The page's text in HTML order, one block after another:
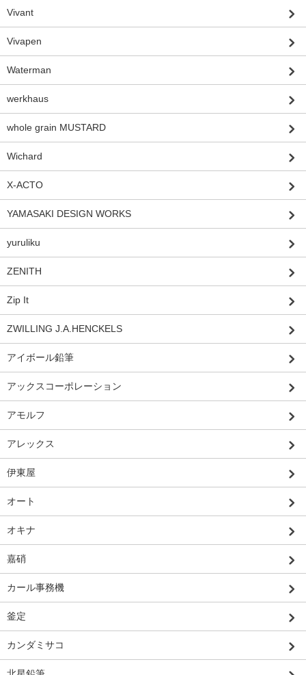
Vivant
Vivapen
Waterman
werkhaus
whole grain MUSTARD
Wichard
X-ACTO
YAMASAKI DESIGN WORKS
yuruliku
ZENITH
Zip It
ZWILLING J.A.HENCKELS
アイボール鉛筆
アックスコーポレーション
アモルフ
アレックス
伊東屋
オート
オキナ
嘉硝
カール事務機
釜定
カンダミサコ